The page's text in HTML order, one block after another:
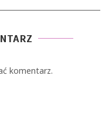
komentarz.